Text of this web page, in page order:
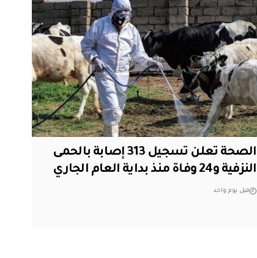
الصحة تعلن تسجيل 313 إصابة بالحمى
النزفية و24 وفاة منذ بداية العام الجاري
قبل يوم واحد